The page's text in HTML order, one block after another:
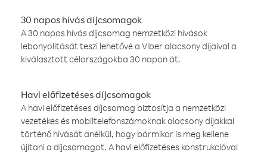
30 napos hívás díjcsomagok
A 30 napos hívás díjcsomag nemzetközi hívások
lebonyolítását teszi lehetővé a Viber alacsony díjaival a
kiválasztott célországokba 30 napon át.
Havi előfizetéses díjcsomagok
A havi előfizetéses díjcsomag biztosítja a nemzetközi
vezetékes és mobiltelefonszámoknak alacsony díjakkal
történő hívását anélkül, hogy bármikor is meg kellene
újítani a díjcsomagot. A havi előfizetéses konstrukcióval